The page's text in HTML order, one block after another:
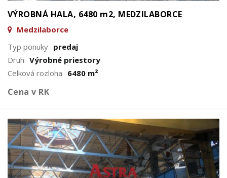
VÝROBNÁ HALA, 6480 m2, MEDZILABORCE
Medzilaborce
Typ ponuky predaj
Druh Výrobné priestory
Celková rozloha 6480 m²
Cena v RK